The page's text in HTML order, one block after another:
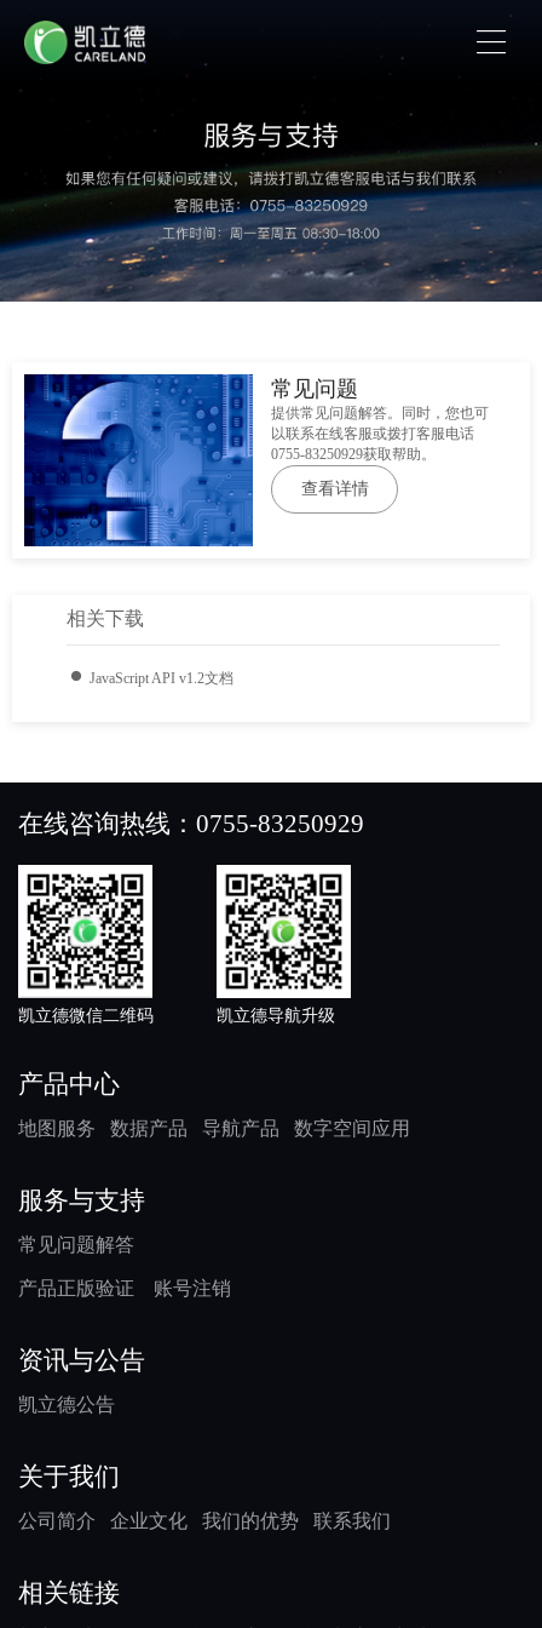
常见问题
提供常见问题解答。同时，您也可
以联系在线客服或拨打客服电话
0755-83250929获取帮助。
查看详情
相关下载
JavaScript API v1.2文档
在线咨询热线：0755-83250929
凯立德微信二维码 凯立德导航升级
产品中心
地图服务 数据产品 导航产品 数字空间应用
服务与支持
常见问题解答
产品正版验证 账号注销
资讯与公告
凯立德公告
关于我们
公司简介 企业文化 我们的优势 联系我们
相关链接